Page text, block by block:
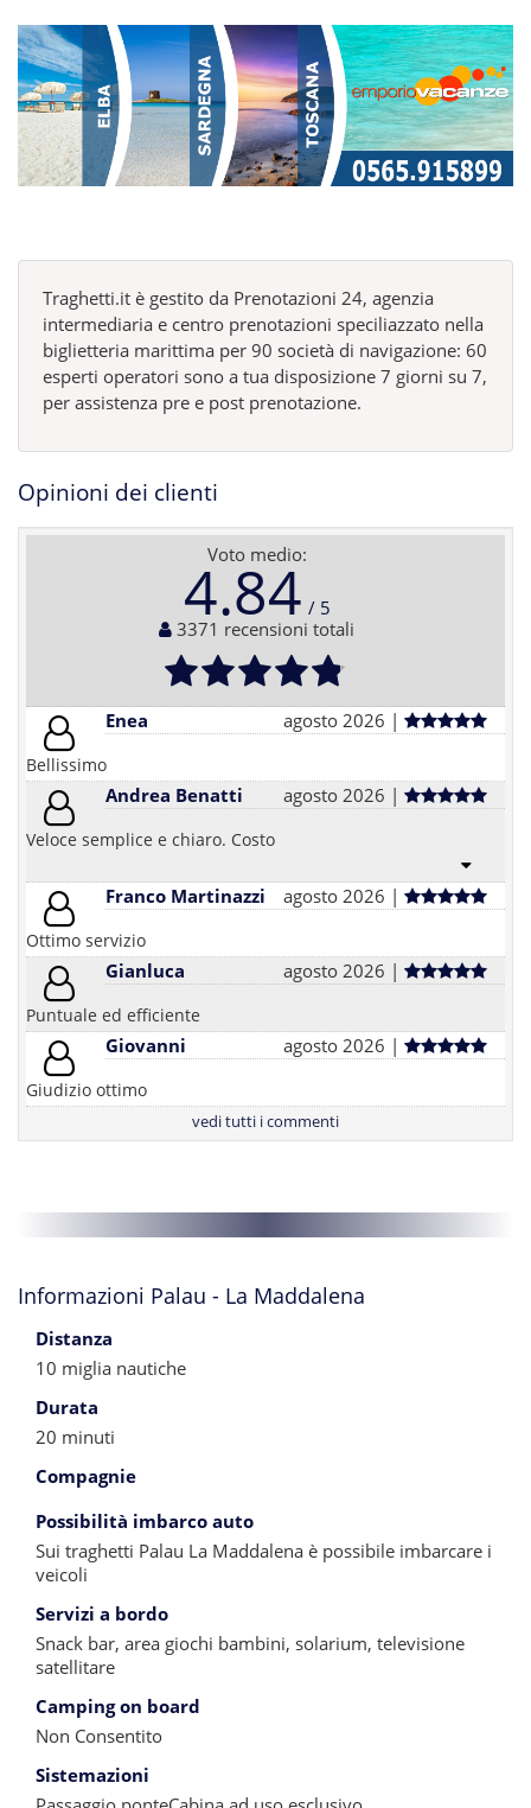
Traghetti.it è gestito da Prenotazioni 24, agenzia
intermediaria e centro prenotazioni speciliazzato nella
biglietteria marittima per 90 società di navigazione: 60
esperti operatori sono a tua disposizione 7 giorni su 7,
per assistenza pre e post prenotazione.
Opinioni dei clienti
Voto medio:
4.84
3371 recensioni totali
Enea agosto 2026 |
Bellissimo
Andrea Benatti agosto 2026 |
Veloce semplice e chiaro. Costo
Franco Martinazzi agosto 2026 |
Ottimo servizio
Gianluca agosto 2026 |
Puntuale ed efficiente
Giovanni agosto 2026 |
Giudizio ottimo
vedi tutti i commenti
Informazioni Palau - La Maddalena
Distanza
10 miglia nautiche
Durata
20 minuti
Compagnie
Possibilità imbarco auto
Sui traghetti Palau La Maddalena è possibile imbarcare i
veicoli
Servizi a bordo
Snack bar, area giochi bambini, solarium, televisione
satellitare
Camping on board
Non Consentito
Sistemazioni